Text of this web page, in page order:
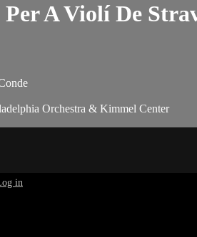
A Violí De
Orchestra & Kimmel Center